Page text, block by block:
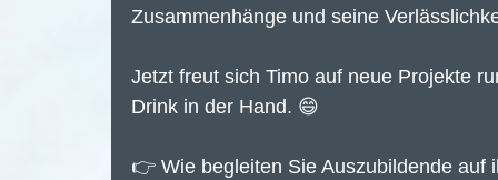
Zusammenhänge und seine
Jetzt freut sich Timo auf neue Projekte
Drink in der Hand. 😄
👉 Wie begleiten Sie Auszubildende auf